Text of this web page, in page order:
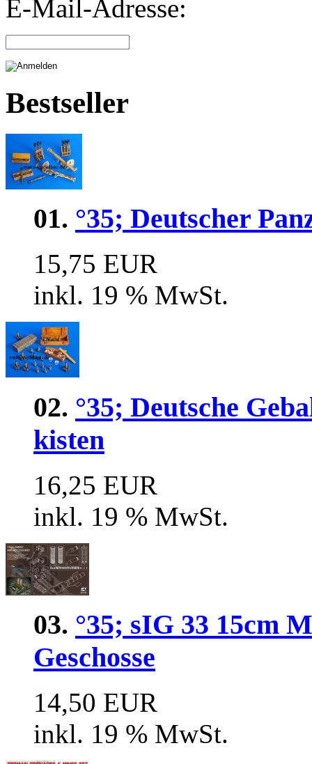
E-Mail-Adresse:
Bestseller
01. °35; Deutscher
15,75 EUR
inkl. 19 % MwSt.
02. °35; Deutsche
kisten
16,25 EUR
inkl. 19 % MwSt.
03. °35; sIG 33 15cm
Geschosse
14,50 EUR
inkl. 19 % MwSt.